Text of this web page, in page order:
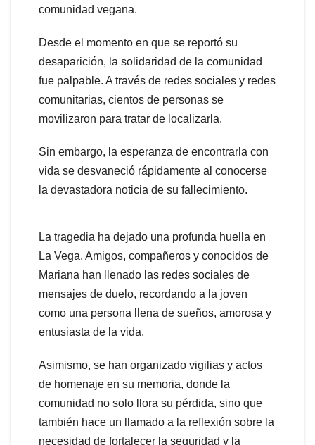
comunidad vegana.
Desde el momento en que se reportó su
desaparición, la solidaridad de la comunidad
fue palpable. A través de redes sociales y redes
comunitarias, cientos de personas se
movilizaron para tratar de localizarla.
Sin embargo, la esperanza de encontrarla con
vida se desvaneció rápidamente al conocerse
la devastadora noticia de su fallecimiento.
La tragedia ha dejado una profunda huella en
La Vega. Amigos, compañeros y conocidos de
Mariana han llenado las redes sociales de
mensajes de duelo, recordando a la joven
como una persona llena de sueños, amorosa y
entusiasta de la vida.
Asimismo, se han organizado vigilias y actos
de homenaje en su memoria, donde la
comunidad no solo llora su pérdida, sino que
también hace un llamado a la reflexión sobre la
necesidad de fortalecer la seguridad y la